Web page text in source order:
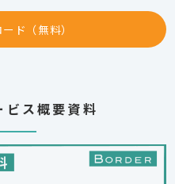
ド（無料）
ビス概要資料